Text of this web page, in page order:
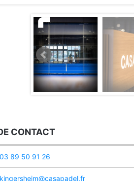
CONTACT
03 89 50 91 26
kingersheim@casapadel.fr